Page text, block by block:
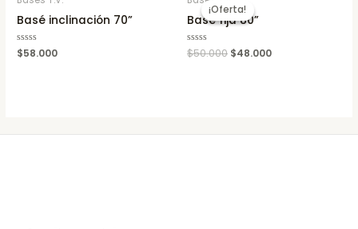
Basé inclinación 70”
Rated
0
$58.000
¡Oferta!
¡Oferta!
Base fija 80”
Rated
0
$50.000 $48.000